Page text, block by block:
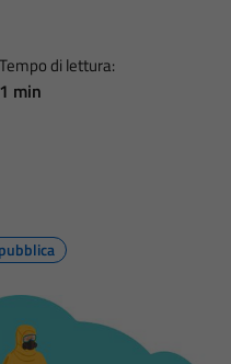
Tempo di lettura:
1 min